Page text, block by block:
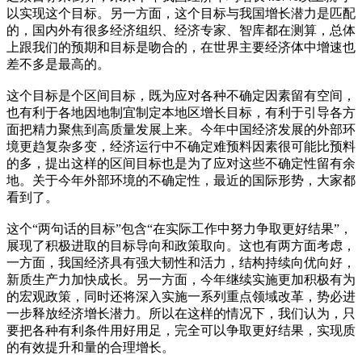
以实现这个目标。另一方面，这个目标与我国增长潜力是匹配
的，国内外有很多经济组织、经济专家、智库都在测算，总体
上跟我们的预期和目标是吻合的，在世界主要经济体中增速也
差不多是最高的。
这个目标是个区间目标，既为应对各种不确定因素留有空间，
也有利于各地因地制宜制定本地区增长目标，有利于引导各方
面把精力聚焦到高质量发展上来。今年中国经济发展的外部环
境更趋复杂多变，经济运行中不确定难预料因素很可能比预料
的多，提出这样的区间目标也是为了应对这些不确定性留有余
地。关于今年外部环境的不确定性，最近的国际形势，大家都
看到了。
这个“两句话的目标”包含“在实际工作中努力争取更好结果”，
展现了积极进取的目标导向和政策取向。这也有两方面考虑，
一方面，我国经济具有强大韧性和活力，结构持续向优向好，
新质生产力加快成长。另一方面，今年继续实施更加积极有为
的宏观政策，同时还将深入实施一系列重点领域改革，势必进
一步释放经济增长潜力。所以在这样的情况下，我们认为，只
要把各种有利条件用好用足，完全可以争取更好结果，实现质
的有效提升和量的合理增长。